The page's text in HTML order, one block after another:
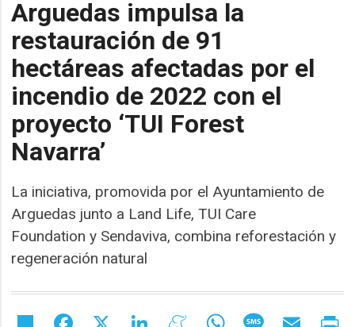
Arguedas impulsa la
restauración de 91
hectáreas afectadas por el
incendio de 2022 con el
proyecto ‘TUI Forest
Navarra’
La iniciativa, promovida por el Ayuntamiento de
Arguedas junto a Land Life, TUI Care
Foundation y Sendaviva, combina reforestación y
regeneración natural
Share Facebook LinkedIn MeneameWhatsAppMessageEmail